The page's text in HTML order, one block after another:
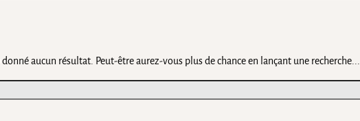
aucun résultat. Peut-être aurez-vous plus de chance en lançant une recherche...